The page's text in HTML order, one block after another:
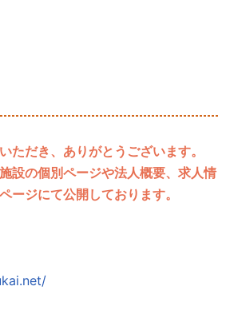
ただき、ありがとうございます。
設の個別ページや法人概要、求人情
ージにて公開しております。